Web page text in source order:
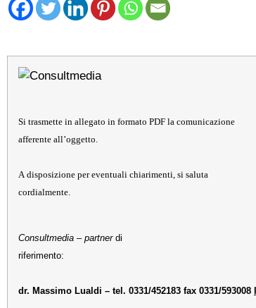
Si trasmette in allegato in formato PDF la comunicazione
afferente all’oggetto.
A disposizione per eventuali chiarimenti, si saluta
cordialmente.
Consultmedia – partnerdi
riferimento:
dr. Massimo Lualdi – tel. 0331/452183 fax 0331/593008